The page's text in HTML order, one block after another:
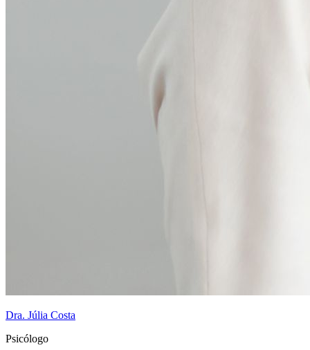
Dra. Júlia Costa
Psicólogo